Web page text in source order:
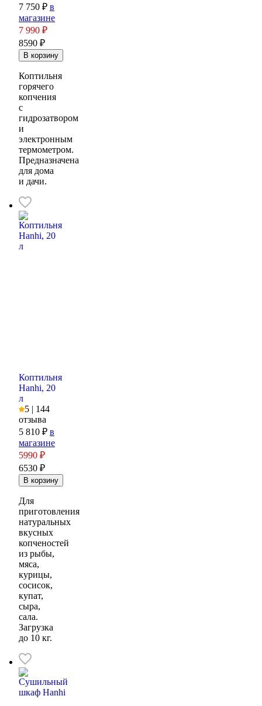
7 750 ₽ в
магазине
7 990 ₽
8590 ₽
Коптильня
горячего
копчения
с
гидрозатвором
и
электронным
термометром.
Предназначена
для дома
и дачи.
Коптильня
Hanhi, 20
л
5 | 144
отзыва
5 810 ₽ в
магазине
5990 ₽
6530 ₽
Для
приготовления
натуральных
вкусных
копченостей
из рыбы,
мяса,
курицы,
сосисок,
купат,
сыра,
сала.
Загрузка
до 10 кг.